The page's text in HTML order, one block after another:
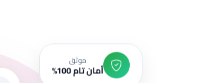
موثق
أمان تام 100%